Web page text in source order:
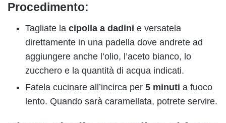
Procedimento:
Tagliate la cipolla a dadini e versatela
direttamente in una padella dove andrete ad
aggiungere anche l’olio, l’aceto bianco, lo
zucchero e la quantità di acqua indicati.
Fatela cucinare all’incirca per 5 minuti a fuoco
lento. Quando sarà caramellata, potrete servire.